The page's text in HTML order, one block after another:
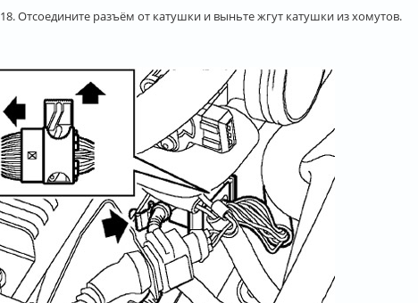
18. Отсоедините разъём от катушки и выньте жгут катушки из хомутов.